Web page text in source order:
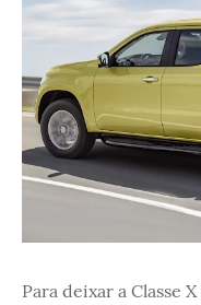
Para deixar a Classe